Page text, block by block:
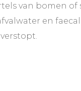
van bomen of
en